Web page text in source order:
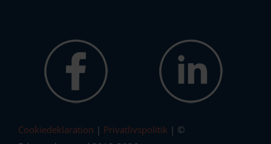
Cookiedeklaration | Privatlivspolitik | ©